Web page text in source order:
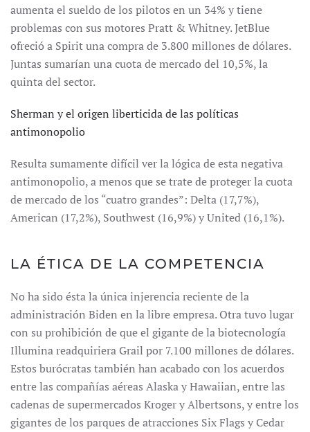
aumenta el sueldo de los pilotos en un 34% y tiene
problemas con sus motores Pratt & Whitney. JetBlue
ofreció a Spirit una compra de 3.800 millones de dólares.
Juntas sumarían una cuota de mercado del 10,5%, la
quinta del sector.
Sherman y el origen liberticida de las políticas
antimonopolio
Resulta sumamente difícil ver la lógica de esta negativa
antimonopolio, a menos que se trate de proteger la cuota
de mercado de los “cuatro grandes”: Delta (17,7%),
American (17,2%), Southwest (16,9%) y United (16,1%).
LA ÉTICA DE LA COMPETENCIA
No ha sido ésta la única injerencia reciente de la
administración Biden en la libre empresa. Otra tuvo lugar
con su prohibición de que el gigante de la biotecnología
Illumina readquiriera Grail por 7.100 millones de dólares.
Estos burócratas también han acabado con los acuerdos
entre las compañías aéreas Alaska y Hawaiian, entre las
cadenas de supermercados Kroger y Albertsons, y entre los
gigantes de los parques de atracciones Six Flags y Cedar